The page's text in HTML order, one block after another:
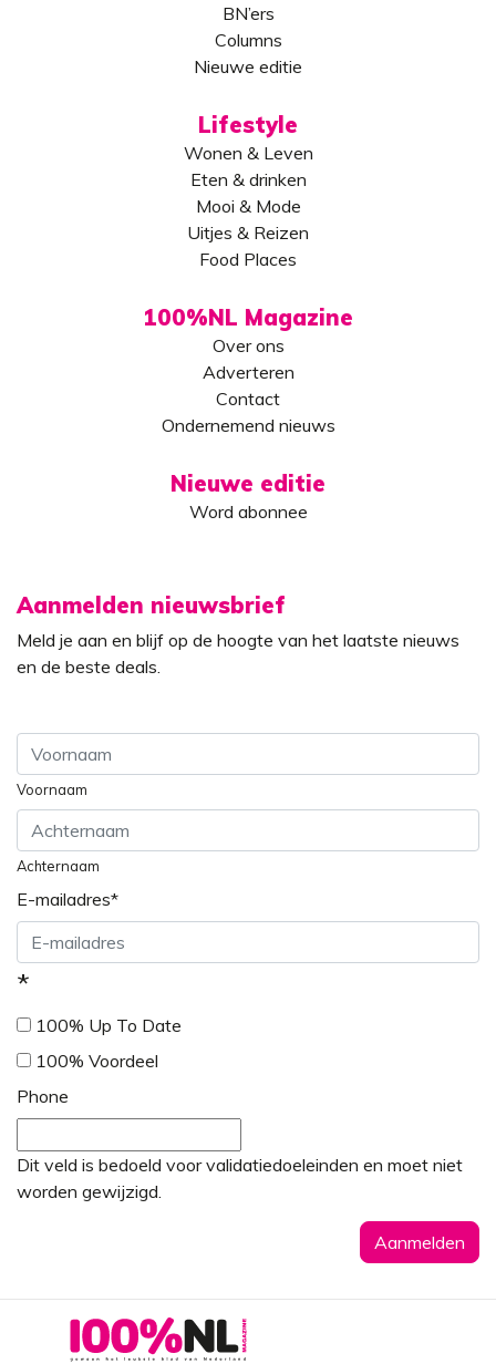
BN’ers
Columns
Nieuwe editie
Lifestyle
Wonen & Leven
Eten & drinken
Mooi & Mode
Uitjes & Reizen
Food Places
100%NL Magazine
Over ons
Adverteren
Contact
Ondernemend nieuws
Nieuwe editie
Word abonnee
Aanmelden nieuwsbrief
Meld je aan en blijf op de hoogte van het laatste nieuws
en de beste deals.
Voornaam
Achternaam
E-mailadres*
*
100% Up To Date
100% Voordeel
Phone
Dit veld is bedoeld voor validatiedoeleinden en moet niet
worden gewijzigd.